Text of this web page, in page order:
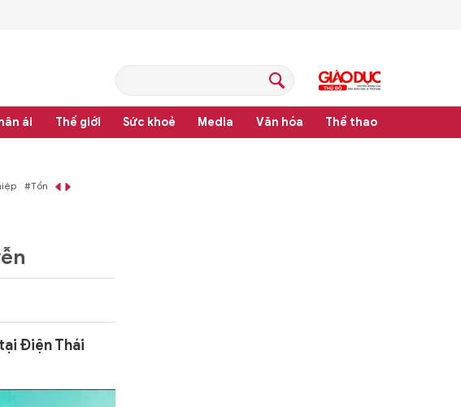
ái Thế giới Sức khoẻ Media Văn hóa Thể thao
văn bản quy phạm pháp luật
Điện Thái